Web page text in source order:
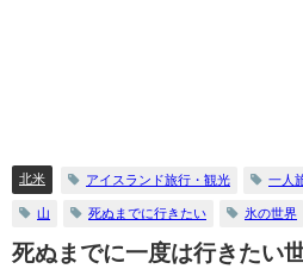
北米 アイスランド旅行・観光 一人
山 死ぬまでに行きたい 氷の世界
死ぬまでに一度は行きたい